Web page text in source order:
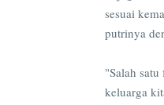
sesuai
putrinya
"Salah
keluarga